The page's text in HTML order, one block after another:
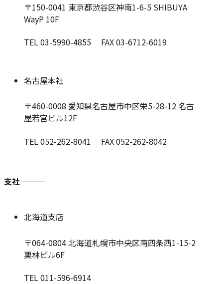
〒150-0041 東京都渋谷区神南1-6-5 SHIBUYA
WayP 10F
TEL 03-5990-4855 FAX 03-6712-6019
名古屋本社
〒460-0008 愛知県名古屋市中区栄5-28-12 名古
屋若宮ビル12F
TEL 052-262-8041 FAX 052-262-8042
支社
北海道支店
〒064-0804北海道札幌市中央区南四条西1-15-2
栗林ビル6F
TEL 011-596-6914